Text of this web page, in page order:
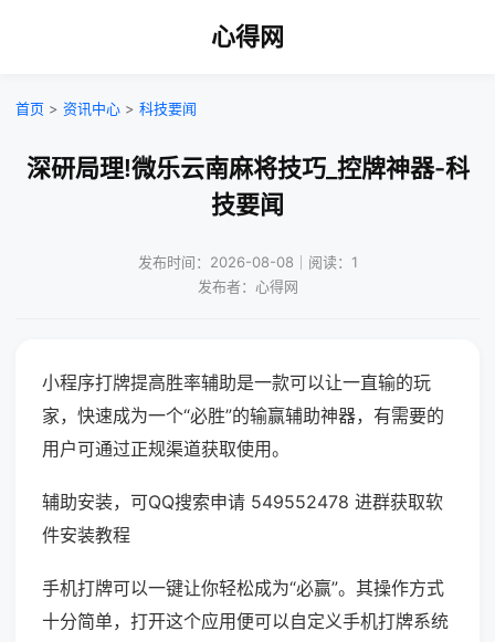
心得网
首页 > 资讯中心 > 科技要闻
深研局理!微乐云南麻将技巧_控牌神器-科
技要闻
发布时间：2026-08-08｜阅读：1
发布者：心得网
小程序打牌提高胜率辅助是一款可以让一直输的玩
家，快速成为一个“必胜”的输赢辅助神器，有需要的
用户可通过正规渠道获取使用。
辅助安装，可QQ搜索申请 549552478 进群获取软
件安装教程
手机打牌可以一键让你轻松成为“必赢”。其操作方式
十分简单，打开这个应用便可以自定义手机打牌系统